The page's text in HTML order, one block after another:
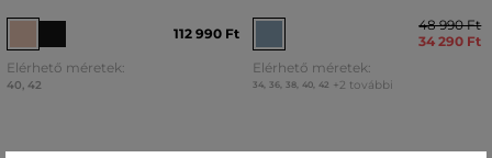
112 990 Ft
Elérhető méretek:
40, 42
48 990 Ft
34 290 Ft
Elérhető méretek:
34, 36, 38, 40, 42 +2 további